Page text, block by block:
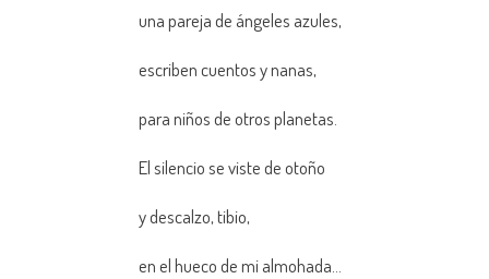
una pareja de ángeles azules,
escriben cuentos y nanas,
para niños de otros planetas.
El silencio se viste de otoño
y descalzo, tibio,
en el hueco de mi almohada…